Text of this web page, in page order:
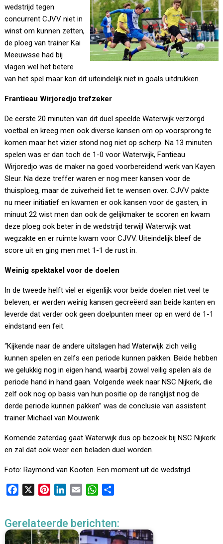
wedstrijd tegen
concurrent CJVV niet in
winst om kunnen zetten,
de ploeg van trainer Kai
Meeuwsse had bij
vlagen wel het betere
van het spel maar kon dit uiteindelijk niet in goals uitdrukken.
Frantieau Wirjoredjo trefzeker
De eerste 20 minuten van dit duel speelde Waterwijk verzorgd
voetbal en kreeg men ook diverse kansen om op voorsprong te
komen maar het vizier stond nog niet op scherp. Na 13 minuten
spelen was er dan toch de 1-0 voor Waterwijk, Fantieau
Wirjoredjo was de maker na goed voorbereidend werk van Kayen
Sleur. Na deze treffer waren er nog meer kansen voor de
thuisploeg, maar de zuiverheid liet te wensen over. CJVV pakte
nu meer initiatief en kwamen er ook kansen voor de gasten, in
minuut 22 wist men dan ook de gelijkmaker te scoren en kwam
deze ploeg ook beter in de wedstrijd terwijl Waterwijk wat
wegzakte en er ruimte kwam voor CJVV. Uiteindelijk bleef de
score uit en ging men met 1-1 de rust in.
Weinig spektakel voor de doelen
In de tweede helft viel er eigenlijk voor beide doelen niet veel te
beleven, er werden weinig kansen gecreëerd aan beide kanten en
leverde dat verder ook geen doelpunten meer op en werd de 1-1
eindstand een feit.
“Kijkende naar de andere uitslagen had Waterwijk zich veilig
kunnen spelen en zelfs een periode kunnen pakken. Beide hebben
we gelukkig nog in eigen hand, waarbij zowel veilig spelen als de
periode hand in hand gaan. Volgende week naar NSC Nijkerk, die
zelf ook nog op basis van hun positie op de ranglijst nog de
derde periode kunnen pakken” was de conclusie van assistent
trainer Michael van Mouwerik
Komende zaterdag gaat Waterwijk dus op bezoek bij NSC Nijkerk
en zal dat ook weer een beladen duel worden.
Foto: Raymond van Kooten. Een moment uit de wedstrijd.
e
b
t
e
k
e
i
l
W
t
s
e
n
Gerelateerde berichten: